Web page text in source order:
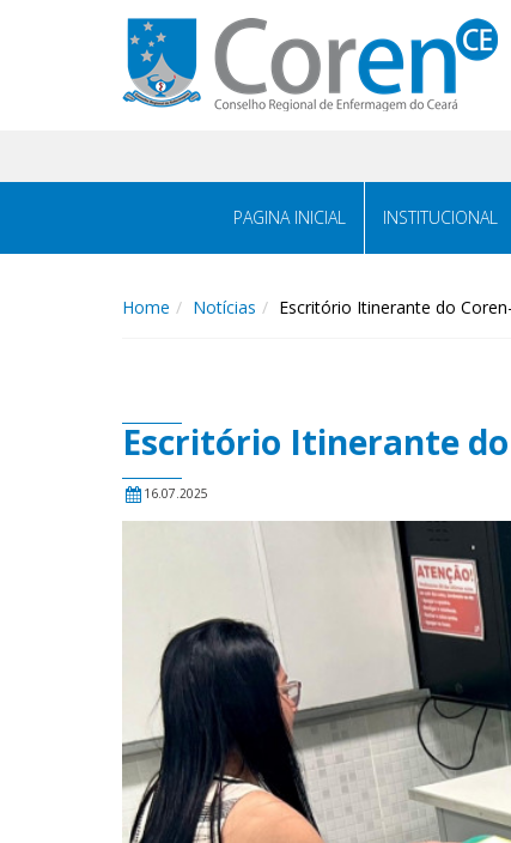
PAGINA INICIAL INSTITUCIONAL
Home Notícias Escritório Itinerante do
Escritório Itinerante
16.07.2025